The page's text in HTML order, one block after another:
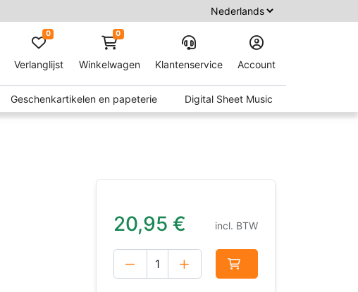
Verlanglijst
0 0
Winkelwagen Klantenservice Account
Geschenkartikelen en papeterie Digital Sheet Music
20,95 € incl. BTW